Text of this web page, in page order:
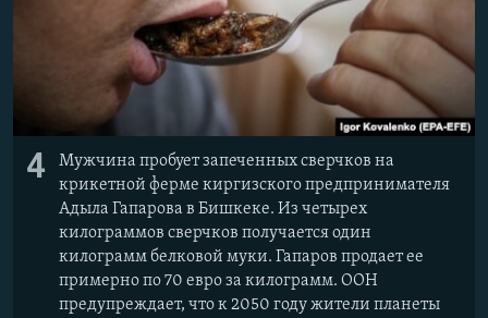
4
Мужчина пробует запеченных сверчков на
крикетной ферме киргизского предпринимателя
Адыла Гапарова в Бишкеке. Из четырех
килограммов сверчков получается один
килограмм белковой муки. Гапаров продает ее
примерно по 70 евро за килограмм. ООН
предупреждает, что к 2050 году жители планеты